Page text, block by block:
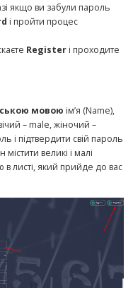
якщо ви забули пароль
і пройти процес
Register і проходите
мовою ім’я (Name),
– male, жіночий –
і підтвердити свій пароль
великі і малі
в листі, який прийде до вас